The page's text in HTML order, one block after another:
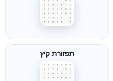
תפזורת קיץ